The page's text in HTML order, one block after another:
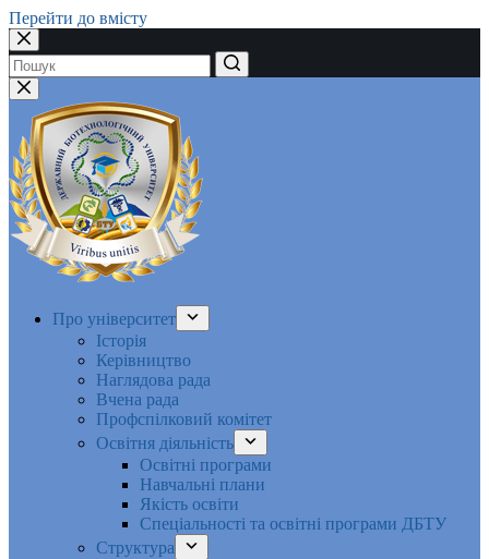
Перейти до вмісту
Немає
результатів
Про університет
Історія
Керівництво
Наглядова рада
Вчена рада
Профспілковий комітет
Освітня діяльність
Освітні програми
Навчальні плани
Якість освіти
Спеціальності та освітні програми ДБТУ
Структура